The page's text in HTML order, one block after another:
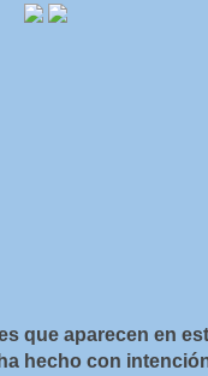
que aparecen en
hecho con